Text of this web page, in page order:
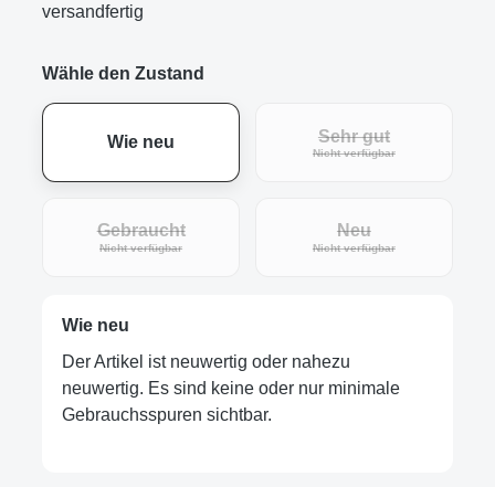
versandfertig
Wähle den Zustand
Wie neu Sehr gut
Nicht verfügbar(Diese Option ist
Gebraucht
Nicht verfügbar(Diese Option ist zurzeit nicht verfügbar.)
Neu
Nicht verfügbar(Diese Option ist
Wie neu
Der Artikel ist neuwertig oder nahezu
neuwertig. Es sind keine oder nur minimale
Gebrauchsspuren sichtbar.